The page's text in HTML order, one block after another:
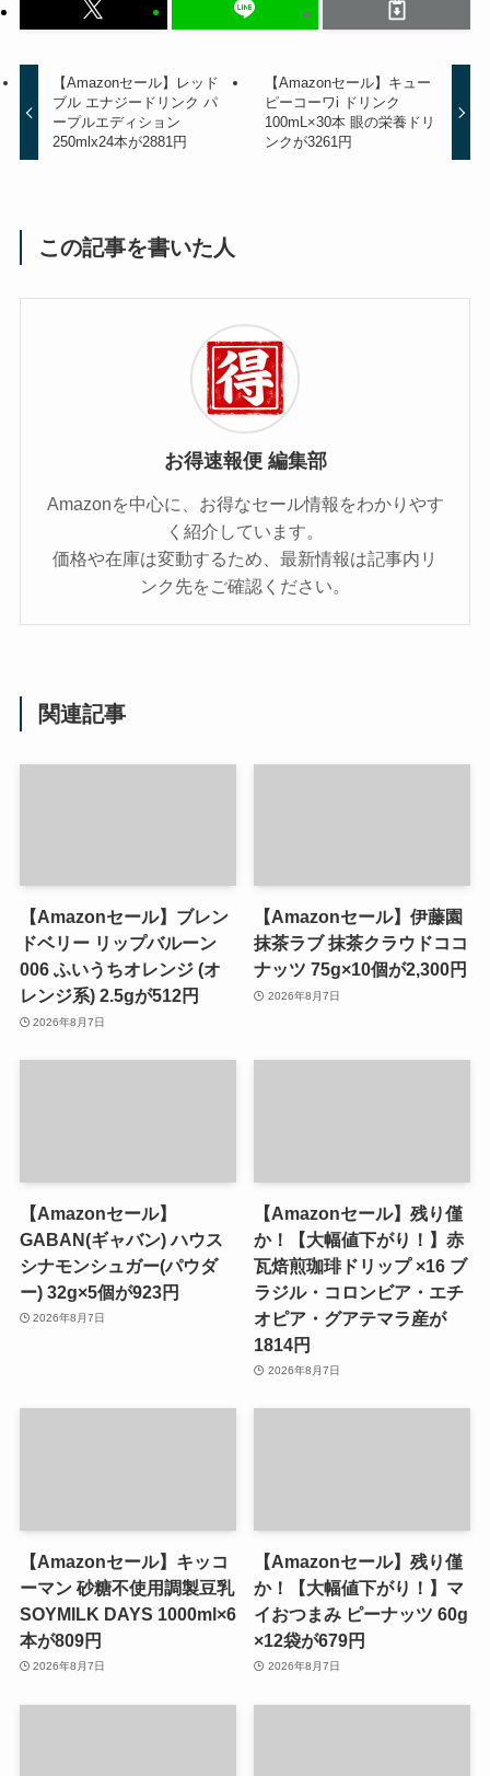
【Amazonセール】レッド
ブル エナジードリンク パ
ープルエディション
250mlx24本が2881円
【Amazonセール】キュー
ピーコーワi ドリンク
100mL×30本 眼の栄養ドリ
ンクが3261円
この記事を書いた人
お得速報便 編集部
Amazonを中心に、お得なセール情報をわかりやす
く紹介しています。
価格や在庫は変動するため、最新情報は記事内リ
ンク先をご確認ください。
関連記事
【Amazonセール】ブレン
ドベリー リップバルーン
006 ふいうちオレンジ (オ
レンジ系) 2.5gが512円
2026年8月7日
【Amazonセール】伊藤園
抹茶ラブ 抹茶クラウドココ
ナッツ 75g×10個が2,300円
2026年8月7日
【Amazonセール】
GABAN(ギャバン) ハウス
シナモンシュガー(パウダ
ー) 32g×5個が923円
2026年8月7日
【Amazonセール】残り僅
か！【大幅値下がり！】赤
瓦焙煎珈琲ドリップ ×16 ブ
ラジル・コロンビア・エチ
オピア・グアテマラ産が
1814円
2026年8月7日
【Amazonセール】キッコ
ーマン 砂糖不使用調製豆乳
SOYMILK DAYS 1000ml×6
本が809円
2026年8月7日
【Amazonセール】残り僅
か！【大幅値下がり！】マ
イおつまみ ピーナッツ 60g
×12袋が679円
2026年8月7日